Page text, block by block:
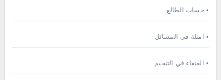
• حساب الطالع
• امثلة في المسائل
• العنقاء في التنجيم